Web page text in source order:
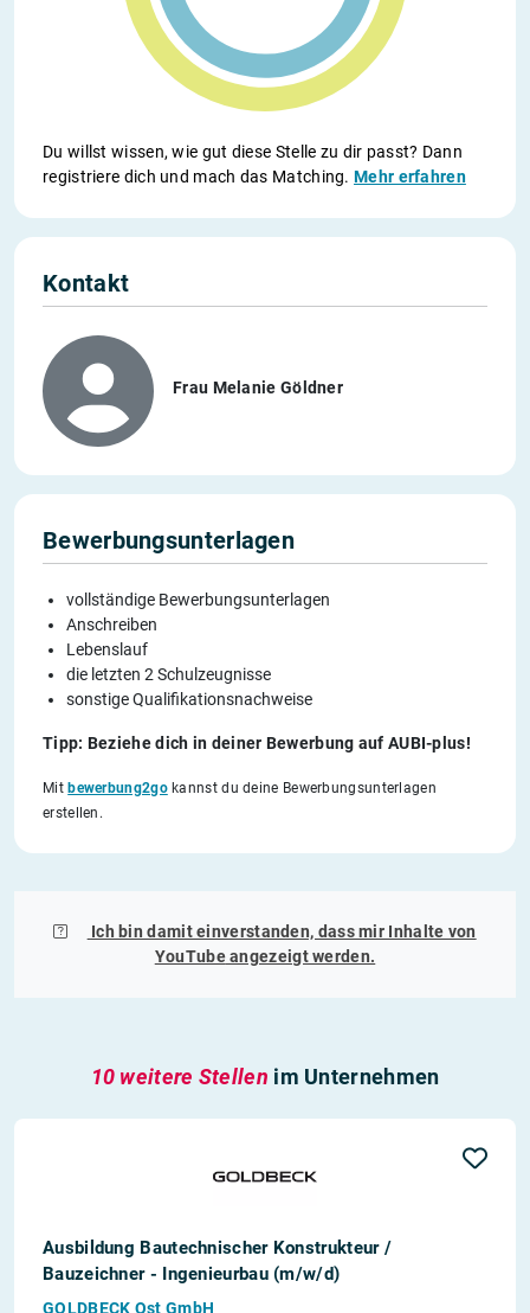
Du willst wissen, wie gut diese Stelle zu dir passt? Dann
registriere dich und mach das Matching.Mehr erfahren
Kontakt
Frau Melanie Göldner
Bewerbungsunterlagen
vollständige Bewerbungsunterlagen
Anschreiben
Lebenslauf
die letzten 2 Schulzeugnisse
sonstige Qualifikationsnachweise
Tipp: Beziehe dich in deiner Bewerbung auf AUBI-plus!
Mitbewerbung2gokannst du deine Bewerbungsunterlagen
erstellen.
Ich bin damit einverstanden, dass mir Inhalte von
YouTubeangezeigt werden.
10 weitere Stellen im Unternehmen
Ausbildung Bautechnischer Konstrukteur /
Bauzeichner - Ingenieurbau (m/w/d)
GOLDBECK Ost GmbH